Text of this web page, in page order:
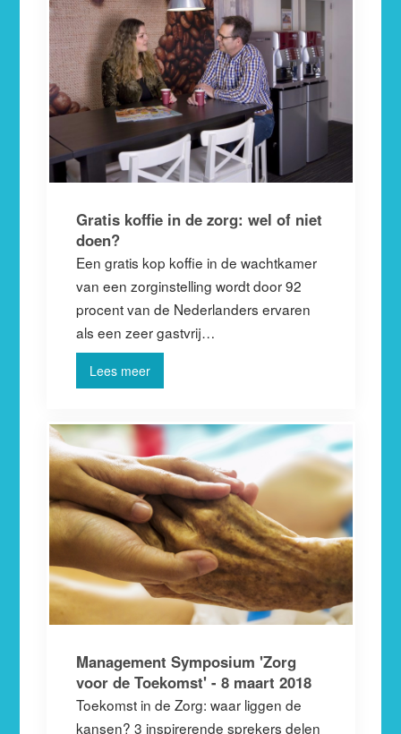
Gratis koffie in de zorg: wel of niet
doen?
Een gratis kop koffie in de wachtkamer
van een zorginstelling wordt door 92
procent van de Nederlanders ervaren
als een zeer gastvrij…
Lees meer
Management Symposium 'Zorg
voor de Toekomst' - 8 maart 2018
Toekomst in de Zorg: waar liggen de
kansen? 3 inspirerende sprekers delen